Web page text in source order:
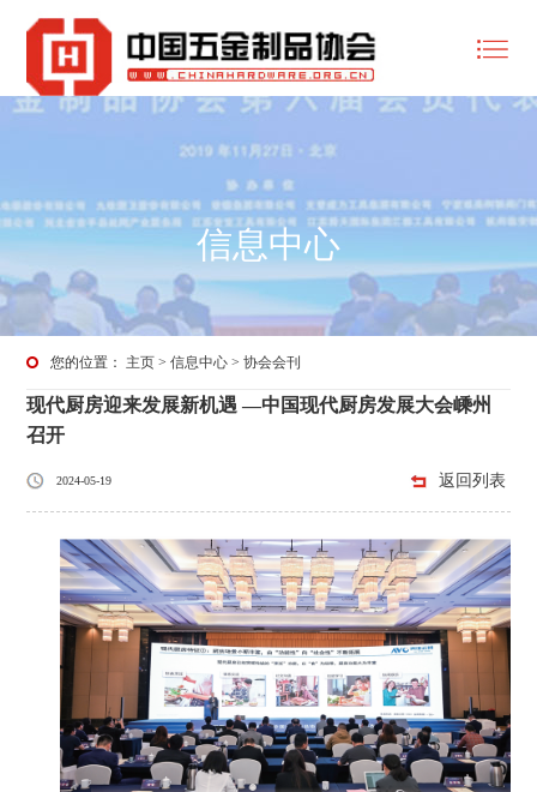
信息中心
您的位置： 主页 >信息中心 >协会会刊
现代厨房迎来发展新机遇 —中国现代厨房发展大会嵊州
召开
2024-05-19 返回列表